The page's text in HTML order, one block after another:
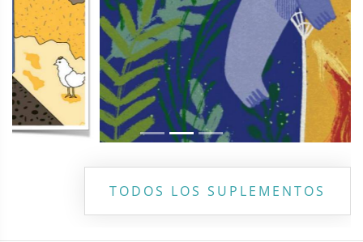
TODOS LOS SUPLEMENTOS